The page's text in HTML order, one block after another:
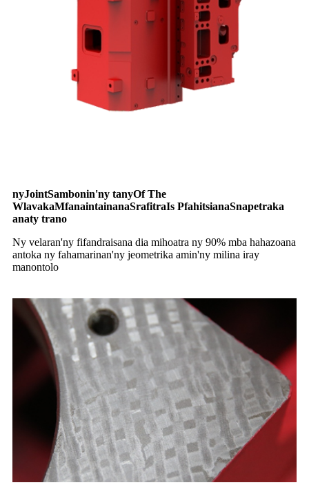
nyJointSambonin'ny tanyOfThe
WlavakaMfanaintainanaSrafitraIs PfahitsianaSnapetraka
anaty trano
Ny velaran'ny fifandraisana dia mihoatra ny 90% mba hahazoana
antoka ny fahamarinan'ny jeometrika amin'ny milina iray
manontolo